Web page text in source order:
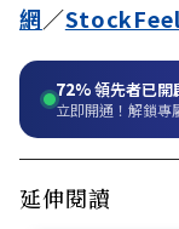
網／
72%領先者已開
立即開通！解鎖專
延伸閱讀